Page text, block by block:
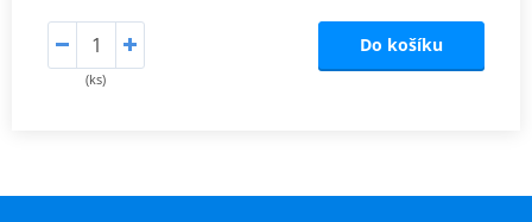
(ks)
Do košíku